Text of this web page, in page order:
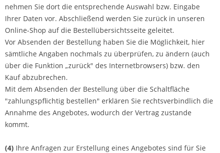
nehmen Sie dort die entsprechende Auswahl bzw. Eingabe
Ihrer Daten vor. Abschließend werden Sie zurück in unseren
Online-Shop auf die Bestellübersichtsseite geleitet.
Vor Absenden der Bestellung haben Sie die Möglichkeit, hier
sämtliche Angaben nochmals zu überprüfen, zu ändern (auch
über die Funktion „zurück" des Internetbrowsers) bzw. den
Kauf abzubrechen.
Mit dem Absenden der Bestellung über die Schaltfläche
"zahlungspflichtig bestellen" erklären Sie rechtsverbindlich die
Annahme des Angebotes, wodurch der Vertrag zustande
kommt.
(4) Ihre Anfragen zur Erstellung eines Angebotes sind für Sie